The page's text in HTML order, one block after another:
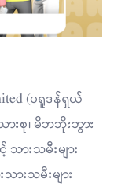
(ပရူဒန်ရှယ်
းစု၊ မိဘဘိုးဘွား
သားသမီးများ
းသမီးများ